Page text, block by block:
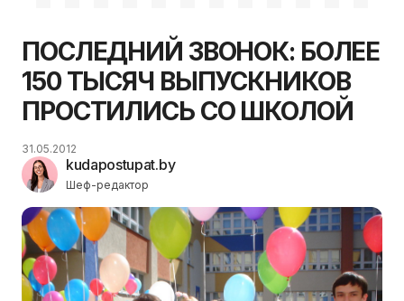
ПОСЛЕДНИЙ ЗВОНОК: БОЛЕЕ
150 ТЫСЯЧ ВЫПУСКНИКОВ
ПРОСТИЛИСЬ СО ШКОЛОЙ
kudapostupat.by
Шеф-редактор
31.05.2012